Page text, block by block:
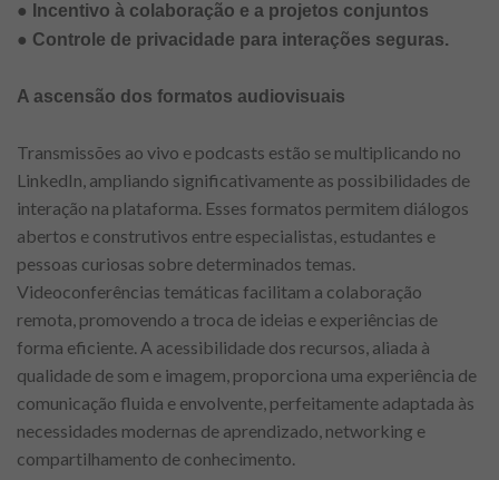
● Incentivo à colaboração e a projetos conjuntos
● Controle de privacidade para interações seguras.
A ascensão dos formatos audiovisuais
Transmissões ao vivo e podcasts estão se multiplicando no
LinkedIn, ampliando significativamente as possibilidades de
interação na plataforma. Esses formatos permitem diálogos
abertos e construtivos entre especialistas, estudantes e
pessoas curiosas sobre determinados temas.
Videoconferências temáticas facilitam a colaboração
remota, promovendo a troca de ideias e experiências de
forma eficiente. A acessibilidade dos recursos, aliada à
qualidade de som e imagem, proporciona uma experiência de
comunicação fluida e envolvente, perfeitamente adaptada às
necessidades modernas de aprendizado, networking e
compartilhamento de conhecimento.